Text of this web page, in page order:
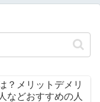
？メリットデメリ
などおすすめの人